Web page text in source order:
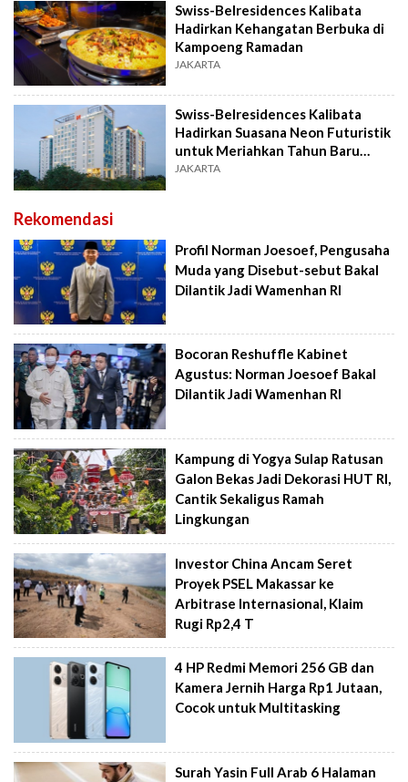
Swiss-Belresidences Kalibata
Hadirkan Kehangatan Berbuka di
Kampoeng Ramadan
JAKARTA
Swiss-Belresidences Kalibata
Hadirkan Suasana Neon Futuristik
untuk Meriahkan Tahun Baru
2026
JAKARTA
Rekomendasi
Profil Norman Joesoef, Pengusaha
Muda yang Disebut-sebut Bakal
Dilantik Jadi Wamenhan RI
Bocoran Reshuffle Kabinet
Agustus: Norman Joesoef Bakal
Dilantik Jadi Wamenhan RI
Kampung di Yogya Sulap Ratusan
Galon Bekas Jadi Dekorasi HUT RI,
Cantik Sekaligus Ramah
Lingkungan
Investor China Ancam Seret
Proyek PSEL Makassar ke
Arbitrase Internasional, Klaim
Rugi Rp2,4 T
4 HP Redmi Memori 256 GB dan
Kamera Jernih Harga Rp1 Jutaan,
Cocok untuk Multitasking
Surah Yasin Full Arab 6 Halaman